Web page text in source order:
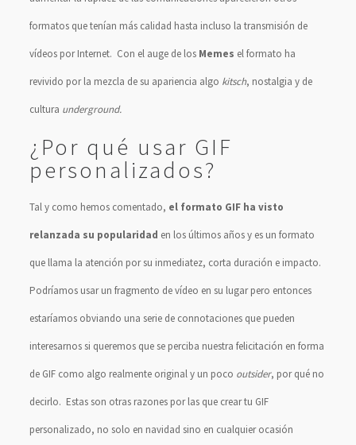
formatos que tenían más calidad hasta incluso la transmisión de
vídeos por Internet. Con el auge de los Memes el formato ha
revivido por la mezcla de su apariencia algo kitsch, nostalgia y de
cultura underground.
¿Por qué usar GIF
personalizados?
Tal y como hemos comentado, el formato GIF ha visto
relanzada su popularidad en los últimos años y es un formato
que llama la atención por su inmediatez, corta duración e impacto.
Podríamos usar un fragmento de vídeo en su lugar pero entonces
estaríamos obviando una serie de connotaciones que pueden
interesarnos si queremos que se perciba nuestra felicitación en forma
de GIF como algo realmente original y un poco outsider, por qué no
decirlo. Estas son otras razones por las que crear tu GIF
personalizado, no solo en navidad sino en cualquier ocasión